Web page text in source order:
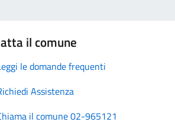
il comune
le domande frequenti
Assistenza
il comune 02-965121